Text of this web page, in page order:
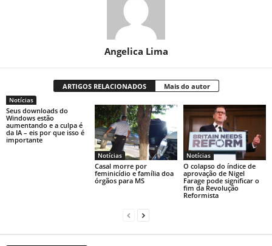
Angelica Lima
ARTIGOS RELACIONADOS Mais do autor
Notícias
Seus downloads do
Windows estão
aumentando e a culpa é
da IA ​​– eis por que isso é
importante
Notícias
Casal morre por
feminicídio e família doa
órgãos para MS
Notícias
O colapso do índice de
aprovação de Nigel
Farage pode significar o
fim da Revolução
Reformista